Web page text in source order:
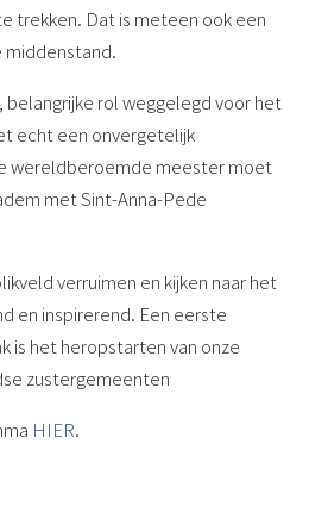
trekken. Dat is meteen ook een
middenstand.
belangrijke rol weggelegd voor het
echt een onvergetelijk
wereldberoemde meester moet
met Sint-Anna-Pede
verruimen en kijken naar het
en inspirerend. Een eerste
is het heropstarten van onze
zustergemeenten
HIER.